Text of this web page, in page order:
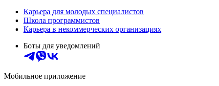
Карьера для молодых специалистов
Школа программистов
Карьера в некоммерческих организациях
Боты для уведомлений
Мобильное приложение